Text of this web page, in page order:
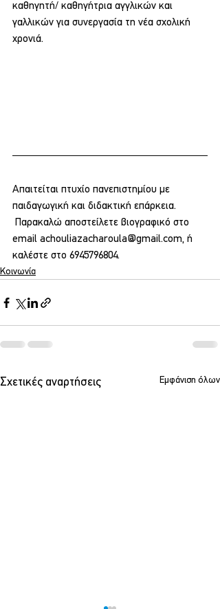
καθηγητή/ καθηγήτρια αγγλικών και
γαλλικών για συνεργασία τη νέα σχολική
χρονιά.
Απαιτείται πτυχίο πανεπιστημίου με
παιδαγωγική και διδακτική επάρκεια.
email achouliazacharoula@gmail.com, ή
καλέστε στο 6945796804.
Κοινωνία
Σχετικές αναρτήσεις Εμφάνιση όλων